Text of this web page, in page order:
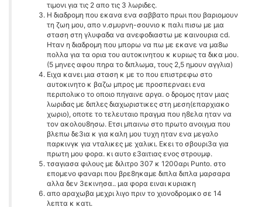
τιμονι για τις 2 απο τις 3 λωριδες.
Η διαδρομη που εκανα ενα σαββατο πρωι που βαριομουν
τη ζωη μου, απο ν.σμυρνη-σουνιο κ παλι πισω με μια
σταση στη γλυφαδα να ανεφοδιαστω με καινουρια cd.
Ηταν η διαδρομη που μπορω να πω με εκανε να μα8ω
πολλα για τα ορια του αυτοκινητου κ κυριως τα δικα μου.
(5 μηνες αφου πηρα το διπλωμα, τους 2,5 ημουν αγγλια)
Ειχα κανει μια σταση κ με το που επιστρεφω στο
αυτοκινητο κ βαζω μπρος με προσπερναει ενα
περιπολικο το οποιο πηγαινε αργα. ο δρομος ηταν μιας
λωριδας με διπλες διαχωριστικες στη μεση(επαρχιακο
χωριο), οποτε το τελευταιο πραγμα που η8ελα ηταν να
τον ακολου8ησω. Ετσι μπαινω στο πρωτο ανοιγμα που
βλεπω δε3ια κ για καλη μου τυχη ηταν ενα μεγαλο
παρκινγκ για νταλικες με χαλικι. Εκει το σβουρι3α για
πρωτη μου φορα. κι αυτο ε3αιτιας ενος στρουμφ.
τσαγιασα φιλους με διλιτρο 307 κ 1200αρι Punto. στο
επομενο φαναρι που βρε8ηκαμε διπλα διπλα μαρσαρα
αλλα δεν 3εκινησα.. μια φορα ειναι κυριακη
απο αραχωβα μεχρι λιγο πριν το χιονοδρομικο σε 14
λεπτα κ κατι.